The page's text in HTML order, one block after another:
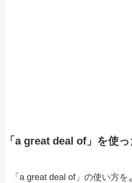
「a great deal of」を使
「a great deal of」の使い方